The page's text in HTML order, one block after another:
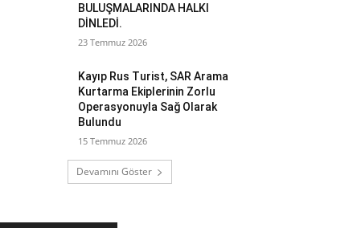
BULUŞMALARINDA HALKI
DİNLEDİ.
23 Temmuz 2026
Kayıp Rus Turist, SAR Arama
Kurtarma Ekiplerinin Zorlu
Operasyonuyla Sağ Olarak
Bulundu
15 Temmuz 2026
Devamını Göster